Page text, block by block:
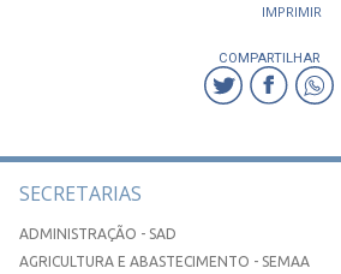
IMPRIMIR
COMPARTILHAR
SECRETARIAS
ADMINISTRAÇÃO - SAD
AGRICULTURA E ABASTECIMENTO - SEMAA